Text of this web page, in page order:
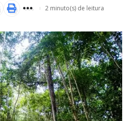
2 minuto(s) de leitura